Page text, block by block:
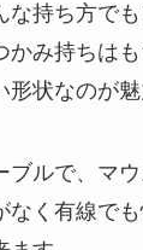
な持ち方で
かみ持ちは
状なのが魅
ブルで、マ
なく有線で